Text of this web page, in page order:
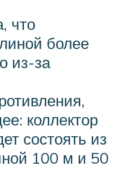
что
более
из-за
коллектор
состоять из
100 м и 50